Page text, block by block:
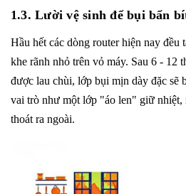
1.3. Lười vệ sinh để bụi bẩn
Hầu hết các dòng router hiện nay đều
khe rãnh nhỏ trên vỏ máy. Sau 6 - 12
được lau chùi, lớp bụi mịn dày đặc sẽ
vai trò như một lớp "áo len" giữ nhiệt,
thoát ra ngoài.